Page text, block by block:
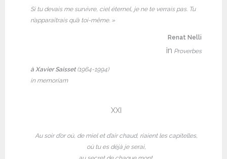
Si tu devais me survivre, ciel éternel, je ne te verrais pas. Tu
n’apparaîtrais qu’à toi-même. »
Renat Nelli
in Proverbes
à Xavier Saisset(1964-1994)
in memoriam
XXI
Au soir d’or où, de miel et d’air chaud, riaient les capitelles,
où tu es déjà je serai,